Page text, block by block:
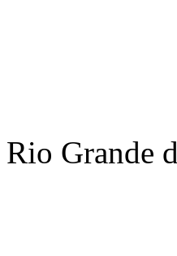
Grande